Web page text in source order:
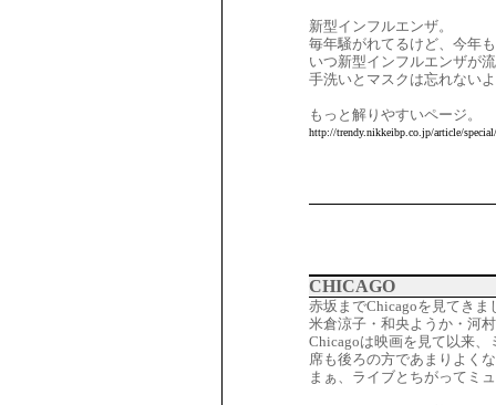
新型インフルエンザ。
毎年騒がれてるけど、今年
いつ新型インフルエンザが
手洗いとマスクは忘れない
もっと解りやすいページ。
http://trendy.nikkeibp.co.jp/article/
CHICAGO
赤坂までChicagoを見てきま
米倉涼子・和央ようか・河
Chicagoは映画を見て以来
席も後ろの方であまりよく
まぁ、ライブとちがってミ